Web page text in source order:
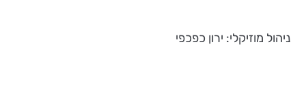
ניהול מוזיקלי: ירון כפכפי